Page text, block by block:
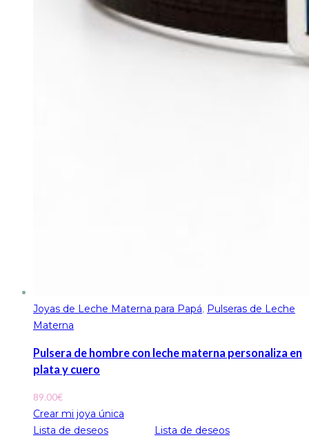
Joyas de Leche Materna para Papá, Pulseras de Leche
Materna
Pulsera de hombre con leche materna personaliza en
plata y cuero
89.00€
Crear mi joya única
Lista de deseos
Lista de deseos